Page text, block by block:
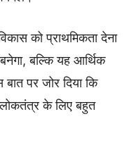
को प्राथमिकता देना
बल्कि यह आर्थिक
पर जोर दिया कि
लोकतंत्र के लिए बहुत